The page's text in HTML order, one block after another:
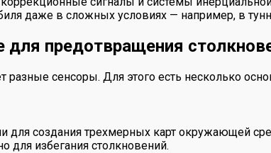
даже в сложных условиях — например, в
предотвращения
разные сенсоры. Для этого есть несколько
создания трехмерных карт окружающей
для избегания столкновений.